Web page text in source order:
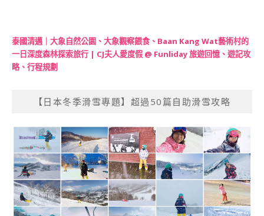
泰國清邁｜大象自然公園、大象觀察餵食、Baan Kang Wat藝術村的
一日深度森林探索旅行 | CJ夫人愛度假 @ Funliday 旅遊回憶、遊記攻
略、行程規劃
【日本冬季滑雪專題】超過50篇自助滑雪攻略